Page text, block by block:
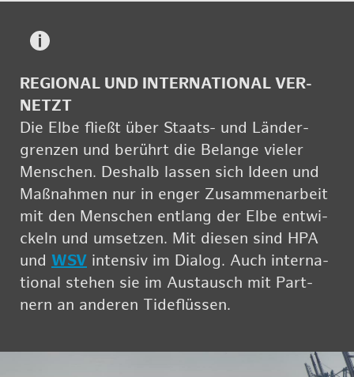
RE­GIO­NAL UND IN­TER­NA­TIO­NAL VER­
NETZT
Die Elbe fließt über Staats- und Län­der­
gren­zen und be­rührt die Be­lan­ge vie­ler
Men­schen. Des­halb las­sen sich Ideen und
Maß­nah­men nur in enger Zu­sam­men­ar­beit
mit den Men­schen ent­lang der Elbe ent­wi­
ckeln und um­set­zen. Mit die­sen sind HPA
und WSV in­ten­siv im Dia­log. Auch in­ter­na­
tio­nal ste­hen sie im Aus­tausch mit Part­
nern an an­de­ren Ti­de­flüs­sen.